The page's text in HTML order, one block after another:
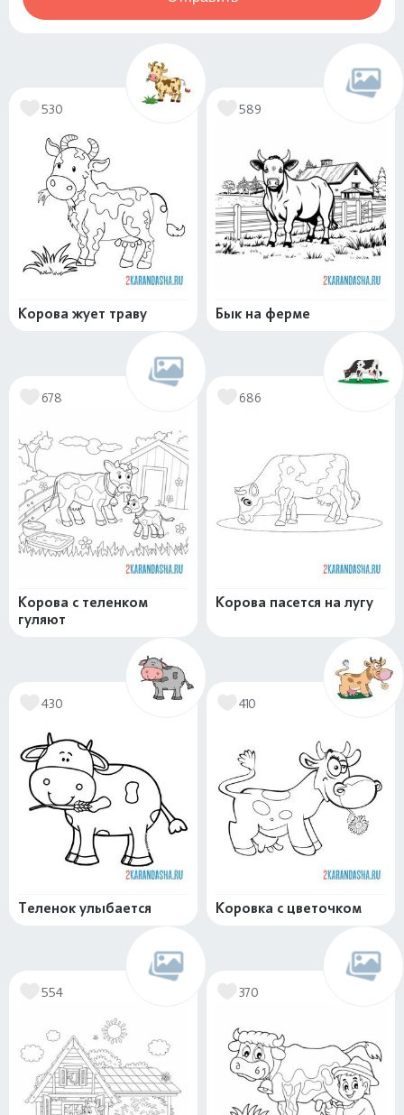
530
Корова жует траву
589
Бык на ферме
678
Корова с теленком
гуляют
686
Корова пасется на лугу
430
Теленок улыбается
410
Коровка с цветочком
554 370